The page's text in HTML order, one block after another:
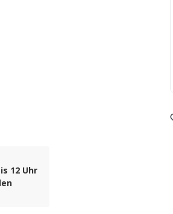
12 Uhr